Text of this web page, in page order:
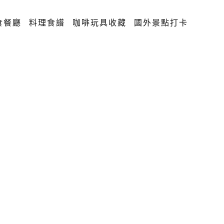
餐廳 料理食譜 咖啡玩具收藏 國外景點打卡